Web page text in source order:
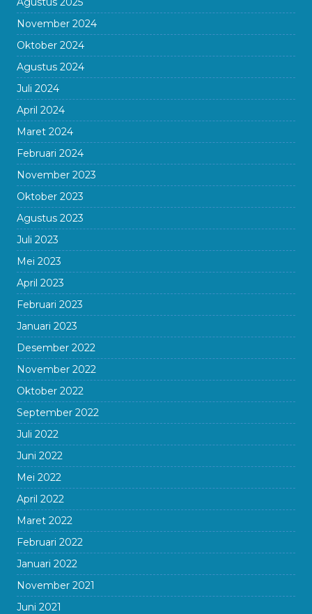
November 2024
Oktober 2024
Agustus 2024
Juli 2024
April 2024
Maret 2024
Februari 2024
November 2023
Oktober 2023
Agustus 2023
Juli 2023
Mei 2023
April 2023
Februari 2023
Januari 2023
Desember 2022
November 2022
Oktober 2022
September 2022
Juli 2022
Juni 2022
Mei 2022
April 2022
Maret 2022
Februari 2022
Januari 2022
November 2021
Juni 2021